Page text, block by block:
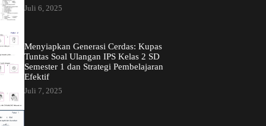
Juli 6, 2025
Menyiapkan Generasi Cerdas: Kupas
Tuntas Soal Ulangan IPS Kelas 2 SD
Semester 1 dan Strategi Pembelajaran
Efektif
Juli 7, 2025